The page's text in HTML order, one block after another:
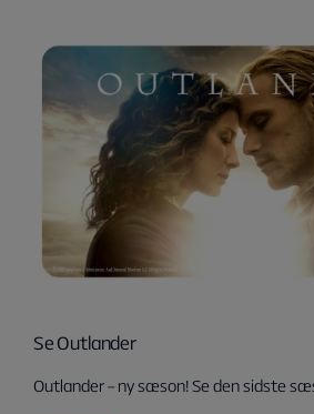
Se Outlander
Outlander – ny sæson! Se den sidste